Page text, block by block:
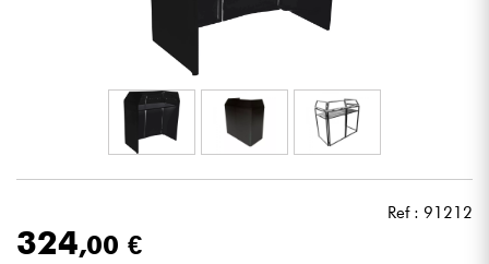
Auriculares
Micros
Ref : 91212
324,00 €